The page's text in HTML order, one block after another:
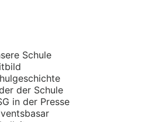
Schule
der Schule
in der Presse